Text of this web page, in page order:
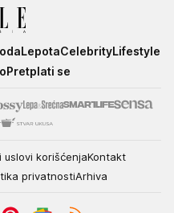
LepotaCelebrityLifestyle
Pretplati se
uslovi korišćenjaKontakt
privatnostiArhiva